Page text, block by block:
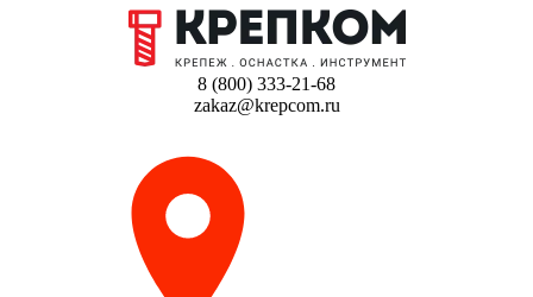
8 (800) 333-21-68
zakaz@krepcom.ru